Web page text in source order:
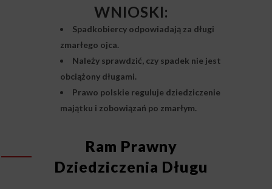
WNIOSKI:
Spadkobiercy odpowiadają za długi
zmarłego ojca.
Należy sprawdzić, czy spadek nie jest
obciążony długami.
Prawo polskie reguluje dziedziczenie
majątku i zobowiązań po zmarłym.
Ram Prawny
Dziedziczenia Długu